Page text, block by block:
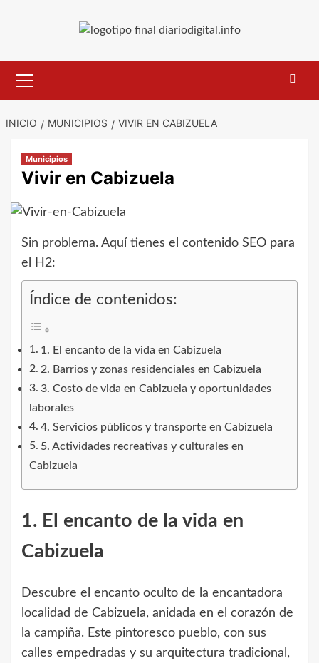
primario
INICIO MUNICIPIOS VIVIR EN CABIZUELA
Municipios
Vivir en Cabizuela
Sin problema. Aquí tienes el contenido SEO para
el H2:
Índice de contenidos:
1. El encanto de la vida en Cabizuela
2. Barrios y zonas residenciales en Cabizuela
3. Costo de vida en Cabizuela y oportunidades
laborales
4. Servicios públicos y transporte en Cabizuela
5. Actividades recreativas y culturales en
Cabizuela
1. El encanto de la vida en
Cabizuela
Descubre el encanto oculto de la encantadora
localidad de Cabizuela, anidada en el corazón de
la campiña. Este pintoresco pueblo, con sus
calles empedradas y su arquitectura tradicional,